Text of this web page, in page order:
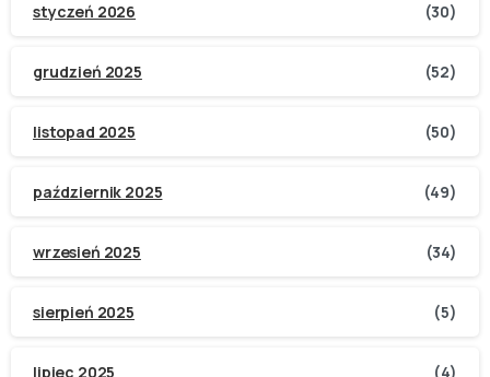
styczeń 2026 (30)
grudzień 2025 (52)
listopad 2025 (50)
październik 2025 (49)
wrzesień 2025 (34)
sierpień 2025 (5)
lipiec 2025 (4)